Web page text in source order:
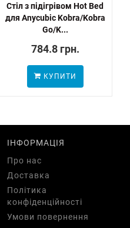
Стіл з підігрівом Hot Bed
для Anycubic Kobra/Kobra
Go/K...
784.8 грн.
КУПИТИ
ІНФОРМАЦІЯ
Про нас
Доставка
Політика
конфіденційності
Умови повернення